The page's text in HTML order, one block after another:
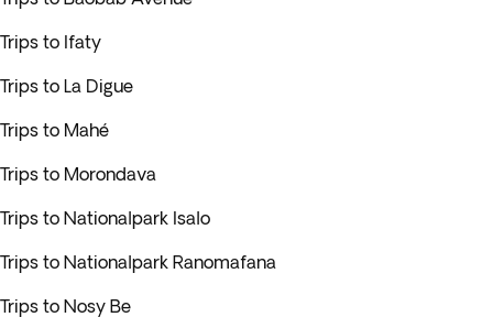
Trips to Ifaty
Trips to La Digue
Trips to Mahé
Trips to Morondava
Trips to Nationalpark Isalo
Trips to Nationalpark Ranomafana
Trips to Nosy Be